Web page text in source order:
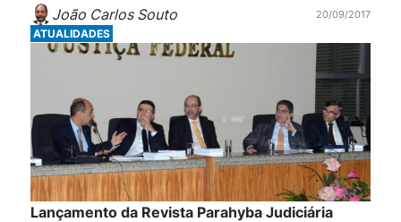
João Carlos Souto
20/09/2017
ATUALIDADES
Lançamento da Revista Parahyba Judiciária